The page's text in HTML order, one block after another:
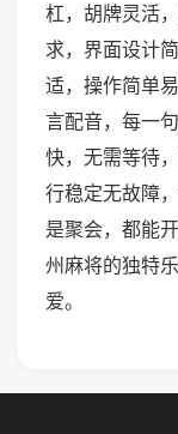
杠，胡牌灵活
求，界面设计
适，操作简单
言配音，每一
快，无需等待
行稳定无故障
是聚会，都能
州麻将的独特
爱。